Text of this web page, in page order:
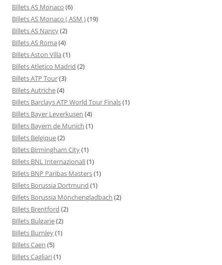
Billets AS Monaco (6)
Billets AS Monaco ( ASM )(19)
Billets AS Nancy(2)
Billets AS Roma (4)
Billets Aston Villa (1)
Billets Atletico Madrid (2)
Billets ATP Tour(3)
Billets Autriche(4)
Billets Barclays ATP World Tour Finals(1)
Billets Bayer Leverkusen (4)
Billets Bayern de Munich (1)
Billets Belgique(2)
Billets Birmingham City(1)
Billets BNL Internazionali(1)
Billets BNP Paribas Masters(1)
Billets Borussia Dortmund (1)
Billets Borussia Mönchengladbach (2)
Billets Brentford (2)
Billets Bulgarie(2)
Billets Burnley(1)
Billets Caen (5)
Billets Cagliari(1)